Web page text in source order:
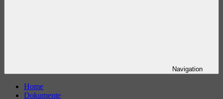
Navigation
Home
Dokumente